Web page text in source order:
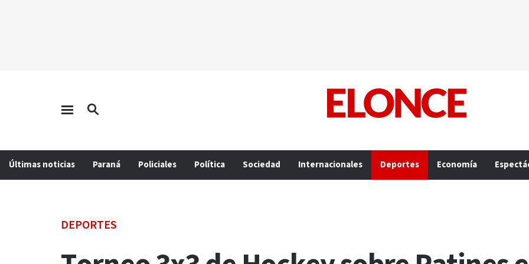
Últimas noticias Paraná Policiales Política Sociedad Internacionales Deportes Economía
DEPORTES